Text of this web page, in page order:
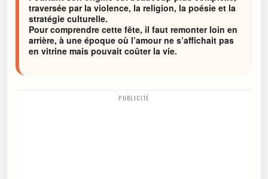
traversée par la violence, la religion, la poésie et la
stratégie culturelle.
Pour comprendre cette fête, il faut remonter loin en
arrière, à une époque où l’amour ne s’affichait pas
en vitrine mais pouvait coûter la vie.
PUBLICITÉ